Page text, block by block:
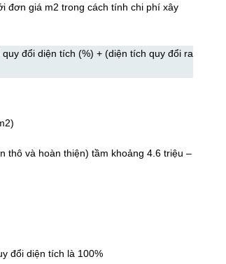
đơn giá m2 trong cách tính chi phí xây
đổi diện tích (%) + (diện tích quy đổi ra
thô và hoàn thiện) tầm khoảng 4.6 triệu –
đổi diện tích là 100%